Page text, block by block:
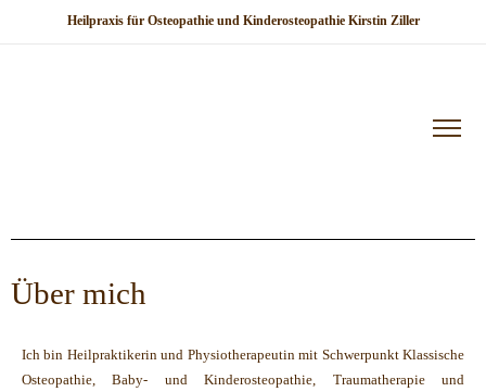
Heilpraxis für Osteopathie und Kinderosteopathie Kirstin Ziller
Über mich
Ich bin Heilpraktikerin und Physiotherapeutin mit Schwerpunkt Klassische
Osteopathie, Baby- und Kinderosteopathie, Traumatherapie und